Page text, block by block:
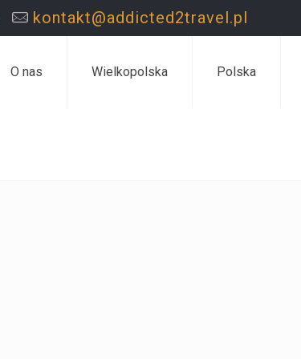
kontakt@addicted2travel.pl
O nas Wielkopolska Polska